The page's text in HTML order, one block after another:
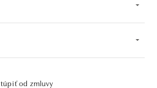
od zmluvy